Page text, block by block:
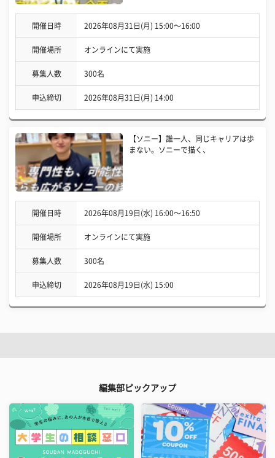
開催日時 2026年08月31日(月) 15:00〜16:00
開催場所 オンラインにて実施
募集人数 300名
申込締切 2026年08月31日(月) 14:00
【ソニー】誰一人、同じキャリアは歩
まない。ソニーで描く、
開催日時 2026年08月19日(水) 16:00〜16:50
開催場所 オンラインにて実施
募集人数 300名
申込締切 2026年08月19日(水) 15:00
編集部ピックアップ